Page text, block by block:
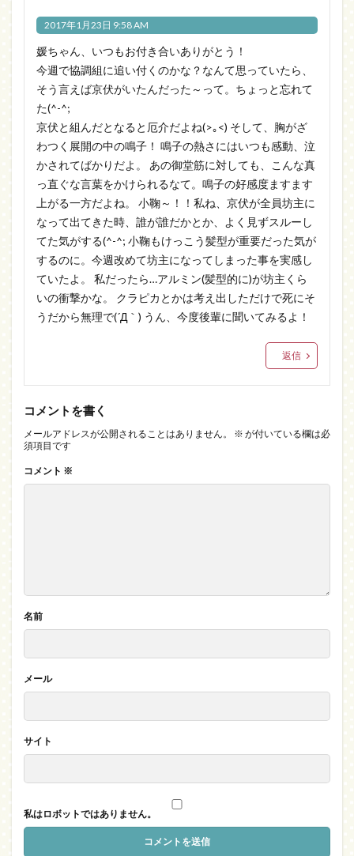
2017年1月23日 9:58 AM
媛ちゃん、いつもお付き合いありがとう！
今週で協調組に追い付くのかな？なんて思っていたら、
そう言えば京伏がいたんだった～って。ちょっと忘れて
た(^-^;
京伏と組んだとなると厄介だよね(>｡<) そして、胸がざ
わつく展開の中の鳴子！ 鳴子の熱さにはいつも感動、泣
かされてばかりだよ。 あの御堂筋に対しても、こんな真
っ直ぐな言葉をかけられるなて。鳴子の好感度ますます
上がる一方だよね。 小鞠～！！私ね、京伏が全員坊主に
なって出てきた時、誰が誰だかとか、よく見ずスルーし
てた気がする(^-^; 小鞠もけっこう髪型が重要だった気が
するのに。今週改めて坊主になってしまった事を実感し
ていたよ。 私だったら…アルミン(髪型的に)が坊主くら
いの衝撃かな。 クラピカとかは考え出しただけで死にそ
うだから無理で(´Д｀) うん、今度後輩に聞いてみるよ！
返信
コメントを書く
メールアドレスが公開されることはありません。 ※ が付いている欄は必
須項目です
コメント ※
名前
メール
サイト
私はロボットではありません。